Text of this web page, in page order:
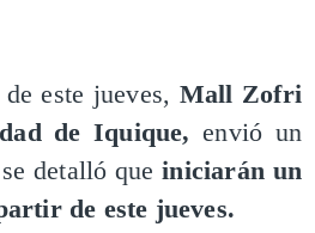
este jueves, Mall Zofri
de Iquique,envió un
detalló queiniciarán un
de este jueves.